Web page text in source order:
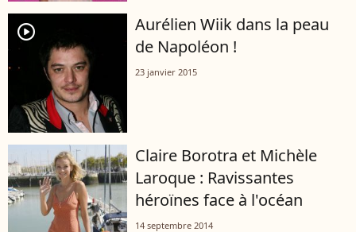
player2
Aurélien Wiik dans la peau
de Napoléon !
23 janvier 2015
Claire Borotra et Michèle
Laroque : Ravissantes
héroïnes face à l'océan
14 septembre 2014